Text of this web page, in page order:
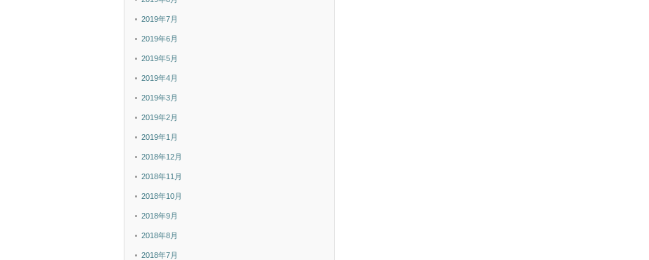
2019年7月
2019年6月
2019年5月
2019年4月
2019年3月
2019年2月
2019年1月
2018年12月
2018年11月
2018年10月
2018年9月
2018年8月
2018年7月